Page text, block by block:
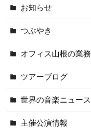
お知らせ
つぶやき
オフィス山根の業務
ツアーブログ
世界の音楽ニュース
主催公演情報